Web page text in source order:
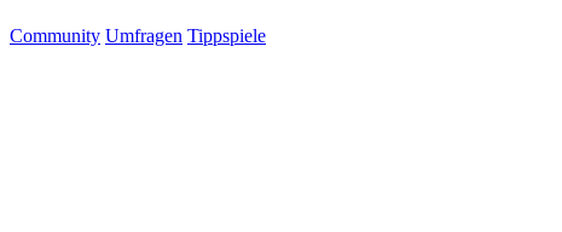
Community Umfragen Tippspiele